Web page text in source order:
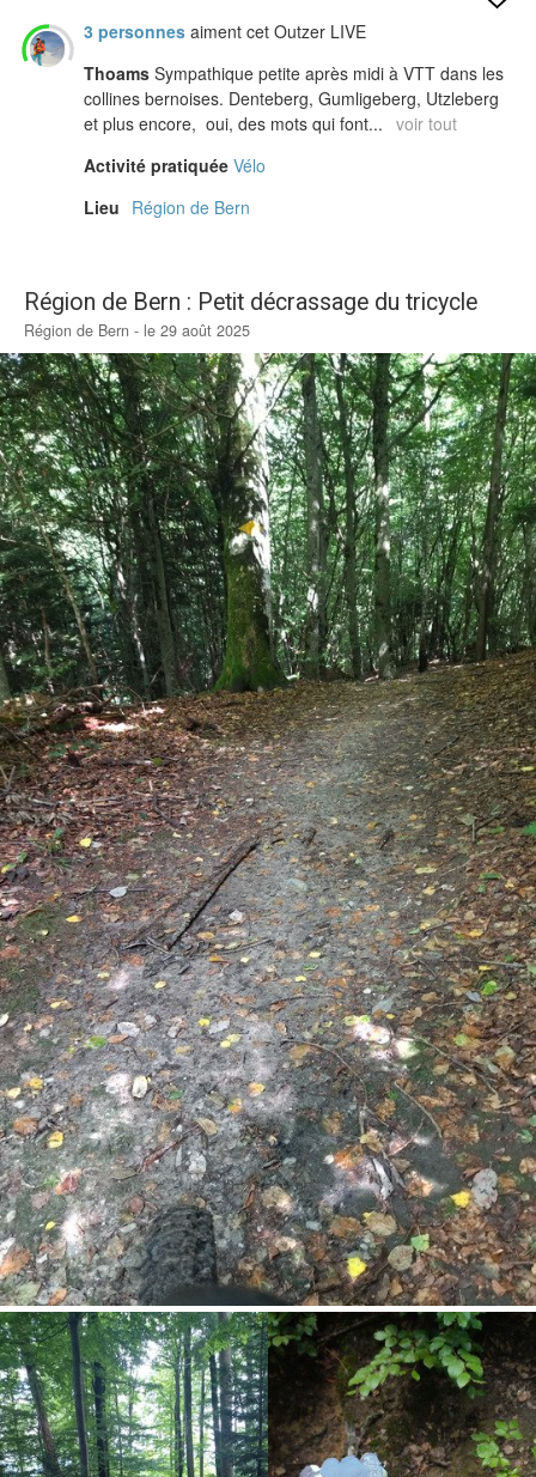
3 personnes aiment cet Outzer LIVE
Thoams Sympathique petite après midi à VTT dans les
collines bernoises. Denteberg, Gumligeberg, Utzleberg
et plus encore, oui, des mots qui font... voir tout
Activité pratiquée Vélo
Lieu Région de Bern
Région de Bern : Petit décrassage du tricycle
Région de Bern - le 29 août 2025